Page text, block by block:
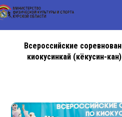
Всероссийские
киокусинкай (кёкусин-